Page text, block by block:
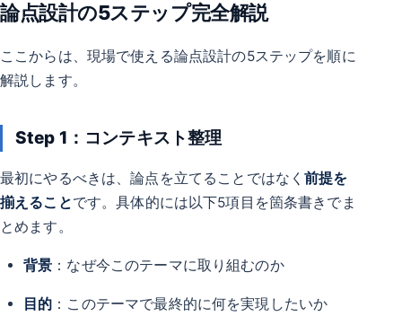
論点設計の5ステップ完全解説
ここからは、現場で使える論点設計の5ステップを順に
解説します。
Step 1：コンテキスト整理
最初にやるべきは、論点を立てることではなく前提を
揃えることです。具体的には以下5項目を箇条書きでま
とめます。
背景 ：なぜ今このテーマに取り組むのか
目的 ：このテーマで最終的に何を実現したいか